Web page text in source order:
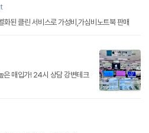
된 클린 서비스로 가성비,가심비노트북 판매
은 매입가! 24시 상담 강변테크